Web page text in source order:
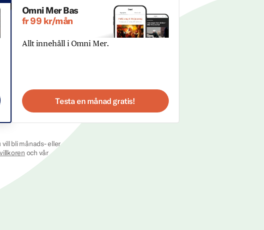
Omni Mer Bas
fr 99 kr/mån
Allt innehåll i Omni Mer.
Testa en månad gratis!
bli månads- eller
och vår